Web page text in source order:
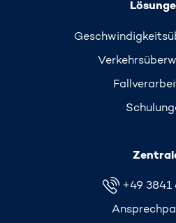
+49 3841